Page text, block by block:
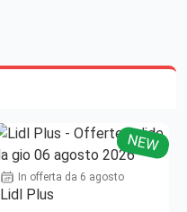
NEW
In offerta da 6 agosto
Lidl Plus